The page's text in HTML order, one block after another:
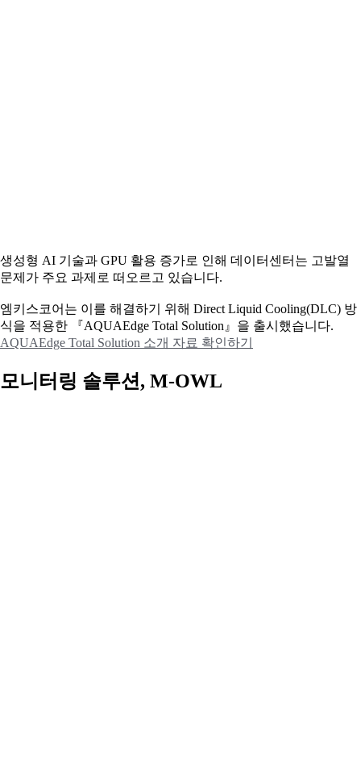
생성형 AI 기술과 GPU 활용 증가로 인해 데이터센터는 고발열
문제가 주요 과제로 떠오르고 있습니다.
엠키스코어는 이를 해결하기 위해 Direct Liquid Cooling(DLC) 방
식을 적용한 『AQUAEdge Total Solution』을 출시했습니다.
AQUAEdge Total Solution 소개 자료 확인하기
모니터링 솔루션, M-OWL